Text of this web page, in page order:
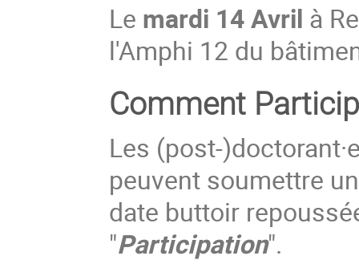
Le mardi 14 Avril à
l'Amphi 12 du
Comment
Les (post-
peuvent soumettre
date buttoir
"Participation".